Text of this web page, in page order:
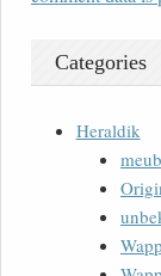
Categories
Heraldik